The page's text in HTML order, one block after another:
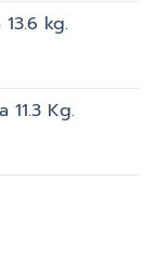
฿. kg.
11.3 Kg.